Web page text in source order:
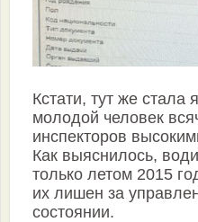
Кстати, тут же стала
молодой человек
инспекторов
Как выяснилось,
только летом 2015
их лишен за
состоянии.